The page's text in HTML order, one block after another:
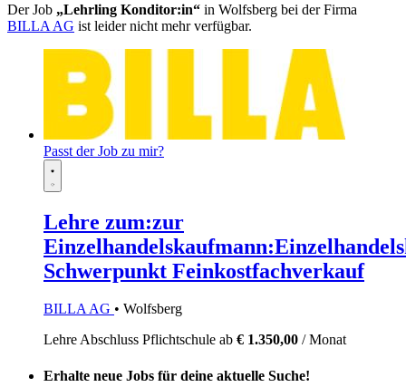
Der Job „Lehrling Konditor:in“ in Wolfsberg bei der Firma
BILLA AG ist leider nicht mehr verfügbar.
Passt der Job zu mir?
Lehre zum:zur
Schwerpunkt Feinkostfachverkauf
BILLA AG • Wolfsberg
LehreAbschluss Pflichtschule ab € 1.350,00 / Monat
Erhalte neue Jobs für deine aktuelle Suche!